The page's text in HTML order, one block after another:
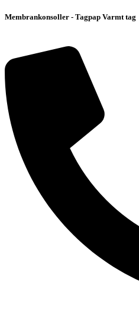
Membrankonsoller - Tagpap Varmt tag